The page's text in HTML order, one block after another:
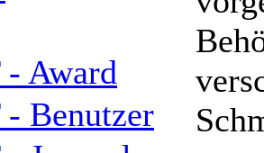
Award
Benutzer